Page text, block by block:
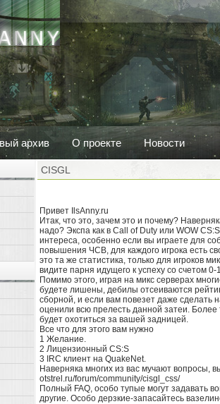
архив О проекте Новости
CISGL
Привет IlsAnny.ru
Итак, что это, зачем это и почему?
надо? Экспа как в Call of Duty или WOW
интереса, особенно если вы играете для
повышения ЧСВ, для каждого игрока есть
это та же статистика, только для игроков
видите парня идущего к успеху со счетом
Помимо этого, играя на микс серверах
будете лишены, дебилы отсеиваются
сборной, и если вам повезет даже сделать
оценили всю прелесть данной затеи. Более
будет охотиться за вашей задницей.
Все что для этого вам нужно
1 Желание.
2 Лицензионный CS:S
3 IRС клиент на QuakeNet.
Наверняка многих из вас мучают вопросы,
otstrel.ru/forum/community/cisgl_css/
Полный FAQ, особо тупые могут задавать
другие. Особо дерзкие-запасайтесь